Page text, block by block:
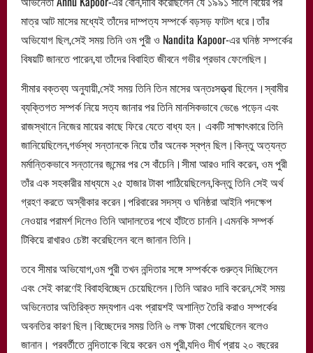
মাত্র আট মাসের মধ্যেই তাঁদের দাম্পত্য সম্পর্কে বড়সড় ফাটল ধরে।তাঁর
অভিযোগ ছিল,সেই সময় তিনি ওম পুরী ও Nandita Kapoor-এর ঘনিষ্ঠ সম্পর্কের
বিষয়টি জানতে পারেন,যা তাঁদের বিবাহিত জীবনে গভীর প্রভাব ফেলেছিল।
সীমার বক্তব্য অনুযায়ী,সেই সময় তিনি তিন মাসের অন্তঃসত্ত্বা ছিলেন।স্বামীর
ব্যক্তিগত সম্পর্ক নিয়ে সত্য জানার পর তিনি মানসিকভাবে ভেঙে পড়েন এবং
রাজস্থানে নিজের মায়ের কাছে ফিরে যেতে বাধ্য হন। একটি সাক্ষাৎকারে তিনি
জানিয়েছিলেন,গর্ভস্থ সন্তানকে নিয়ে তাঁর অনেক স্বপ্ন ছিল।কিন্তু অত্যন্ত
মর্মান্তিকভাবে সন্তানের জন্মের পর সে বাঁচেনি।সীমা আরও দাবি করেন, ওম পুরী
তাঁর এক সহকারীর মাধ্যমে ২৫ হাজার টাকা পাঠিয়েছিলেন,কিন্তু তিনি সেই অর্থ
গ্রহণ করতে অস্বীকার করেন।পরিবারের সদস্য ও ঘনিষ্ঠরা আইনি পদক্ষেপ
নেওয়ার পরামর্শ দিলেও তিনি আদালতের পথে হাঁটতে চাননি।এমনকি সম্পর্ক
টিকিয়ে রাখারও চেষ্টা করেছিলেন বলে জানান তিনি।
তবে সীমার অভিযোগ,ওম পুরী তখন নন্দিতার সঙ্গে সম্পর্ককে গুরুত্ব দিচ্ছিলেন
এবং সেই কারণেই বিবাহবিচ্ছেদ চেয়েছিলেন।তিনি আরও দাবি করেন,সেই সময়
অভিনেতার অতিরিক্ত মদ্যপান এবং প্রায়শই অশান্তি তৈরি করাও সম্পর্কের
অবনতির কারণ ছিল।বিচ্ছেদের সময় তিনি ৬ লক্ষ টাকা পেয়েছিলেন বলেও
জানান। পরবর্তীতে নন্দিতাকে বিয়ে করেন ওম পুরী,যদিও দীর্ঘ প্রায় ২০ বছরের